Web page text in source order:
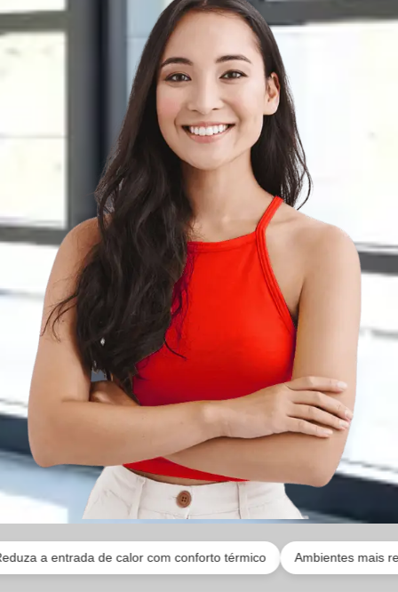
de calor com conforto térmico Ambientes mais